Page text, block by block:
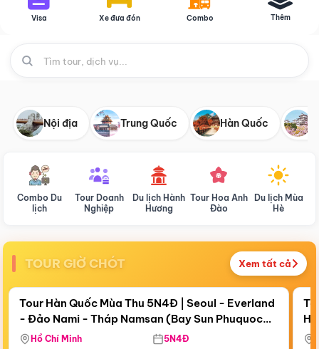
Visa Xe đưa đón Combo Thêm
Nội địa Trung Quốc Hàn Quốc
Combo Du
lịch
Tour Doanh
Nghiệp
Du lịch Hành
Hương
Tour Hoa Anh
Đào
Du lịch Mùa
Hè
TOUR GIỜ CHÓT Xem tất cả
Còn18 ngày 14:45:55
Bay Sun Phuquoc Airways
Điểm nổi bật
Tour Hàn Quốc Mùa Thu 5N4Đ | Seoul - Everland
- Đảo Nami - Tháp Namsan (Bay Sun Phuquoc
Airways)
Hồ Chí Minh 5N4Đ